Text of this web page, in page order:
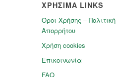
ΧΡΗΣΙΜΑ LINKS
Όροι Χρήσης – Πολιτική
Απορρήτου
Χρήση cookies
Επικοινωνία
FAQ